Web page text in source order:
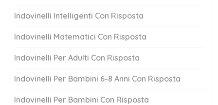
Indovinelli Intelligenti Con Risposta
Indovinelli Matematici Con Risposta
Indovinelli Per Adulti Con Risposta
Indovinelli Per Bambini 6-8 Anni Con Risposta
Indovinelli Per Bambini Con Risposta